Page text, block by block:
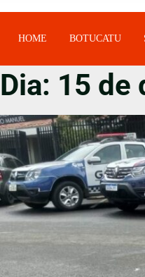
HOME BOTUCATU
Dia: 15 de